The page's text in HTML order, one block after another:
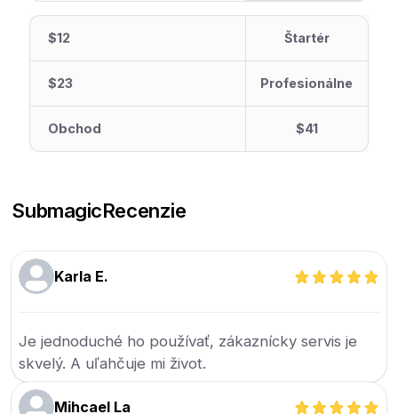
$12 Štartér
$23 Profesionálne
Obchod $41
SubmagicRecenzie
Karla E.
Je jednoduché ho používať, zákaznícky servis je
skvelý. A uľahčuje mi život.
Mihcael La